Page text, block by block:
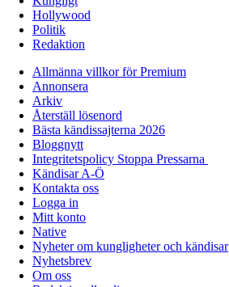
Hollywood
Politik
Redaktion
Allmänna villkor för Premium
Annonsera
Arkiv
Återställ lösenord
Bästa kändissajterna 2026
Bloggnytt
Integritetspolicy Stoppa Pressarna
Kändisar A-Ö
Kontakta oss
Logga in
Mitt konto
Native
Nyheter om kungligheter och kändisar
Nyhetsbrev
Om oss